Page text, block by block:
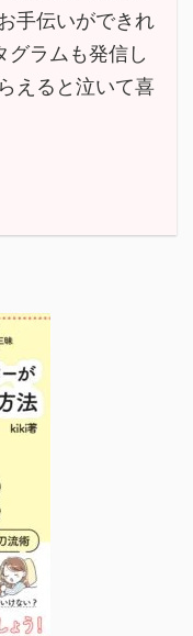
手伝いができれ
グラムも発信し
えると泣いて喜